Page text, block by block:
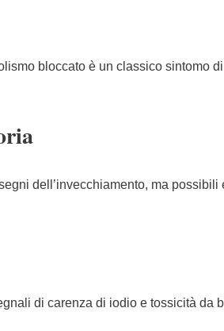
bloccato è un classico sintomo
dell’invecchiamento, ma possibili
di carenza di iodio e tossicità da